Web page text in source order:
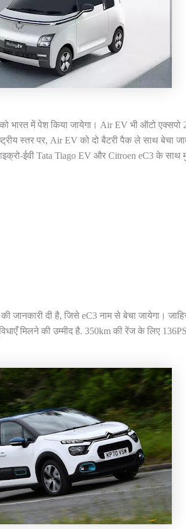
भारत में पेश किया जायेगा। Air EV भी ऑटो एक्सपो
स्तर पर, Air EV को दो बैटरी पैक ले साथ बेचा
ईवी Tata Tiago EV और Citroen eC3 के साथ
जानकारी दी है, जिसे eC3 नाम से बेचा जायेगा।
मिलने की उम्मीद है. 350km की रेंज के लिए